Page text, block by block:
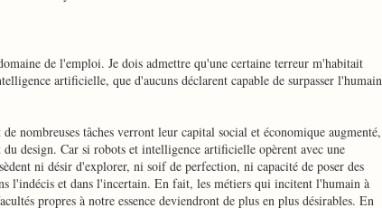
de l'emploi. Je dois admettre qu'une certaine terreur m'habitait
artificielle, que d'aucuns déclarent capable de surpasser l'humain
nombreuses tâches verront leur capital social et économique augmenté,
design. Car si robots et intelligence artificielle opèrent avec une
ni désir d'explorer, ni soif de perfection, ni capacité de poser des
l'indécis et dans l'incertain. En fait, les métiers qui incitent l'humain à
propres à notre essence deviendront de plus en plus désirables. En